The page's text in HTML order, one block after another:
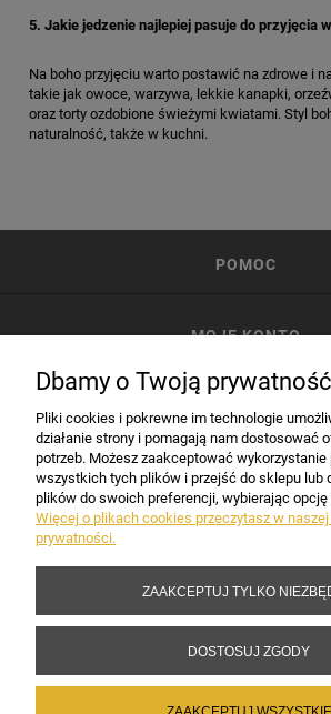
5. Jakie jedzenie najlepiej pasuje do przyjęcia
Na boho przyjęciu warto postawić na zdrowe i
takie jak owoce, warzywa, lekkie kanapki,
oraz torty ozdobione świeżymi kwiatami. Styl
naturalność, także w kuchni.
POMOC
MOJE KONTO
INFORMACJE
Copyright 2017-2026
Dbamy o Twoją prywatność
Pliki cookies i pokrewne im technologie
działanie strony i pomagają nam dostosować
potrzeb. Możesz zaakceptować wykorzystanie
wszystkich tych plików i przejść do sklepu lub
plików do swoich preferencji, wybierając opcję
Więcej o plikach cookies przeczytasz w
prywatności.
ZAAKCEPTUJ TYLKO
DOSTOSUJ ZGODY
ZAAKCEPTUJ WSZYSTKIE